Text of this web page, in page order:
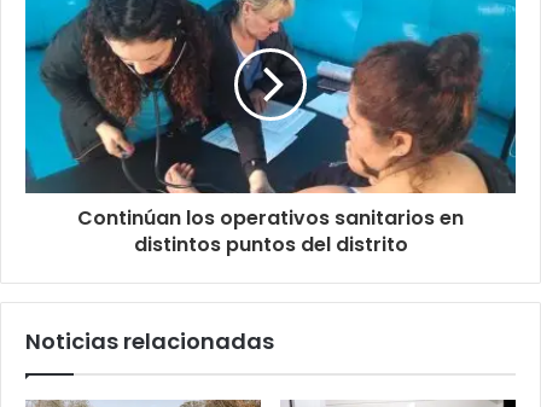
Continúan los operativos sanitarios en
distintos puntos del distrito
Noticias relacionadas